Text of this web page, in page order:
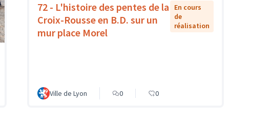
72 - L'histoire des pentes de la
Croix-Rousse en B.D. sur un
mur place Morel
En cours
de
réalisation
Ville de Lyon 0 0